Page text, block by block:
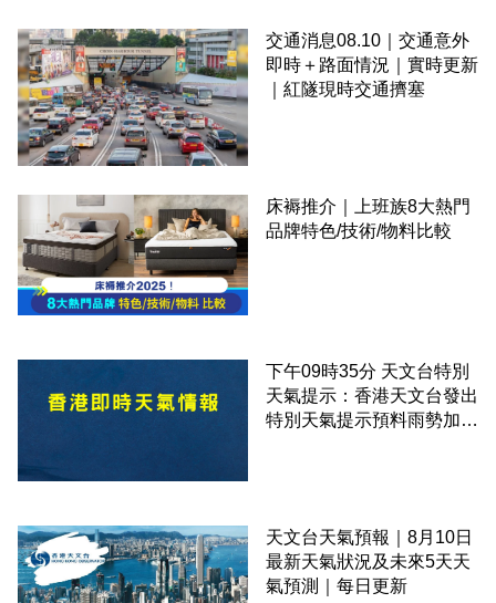
交通消息08.10｜交通意外
即時＋路面情況｜實時更新
｜紅隧現時交通擠塞
床褥推介｜上班族8大熱門
品牌特色/技術/物料比較
下午09時35分 天文台特別
天氣提示：香港天文台發出
特別天氣提示預料雨勢加劇
天文台天氣預報｜8月10日
最新天氣狀況及未來5天天
氣預測｜每日更新